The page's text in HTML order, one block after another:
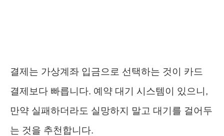
결제는 가상계좌 입금으로 선택하는 것이 카드
결제보다 빠릅니다. 예약 대기 시스템이 있으니,
만약 실패하더라도 실망하지 말고 대기를 걸어두
는 것을 추천합니다.